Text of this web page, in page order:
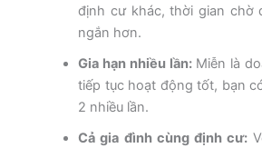
định cư khác, thời gian chờ
ngắn hơn.
Gia hạn nhiều lần:Miễn là
tiếp tục hoạt động tốt, bạn
2 nhiều lần.
Cả gia đình cùng định cư: